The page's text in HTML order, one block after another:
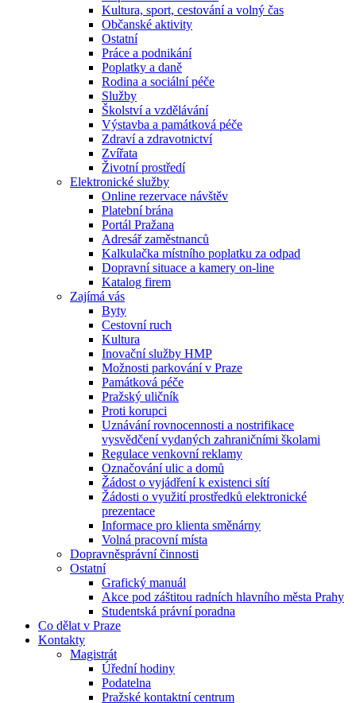
Kultura, sport, cestování a volný čas
Občanské aktivity
Ostatní
Práce a podnikání
Poplatky a daně
Rodina a sociální péče
Služby
Školství a vzdělávání
Výstavba a památková péče
Zdraví a zdravotnictví
Zvířata
Životní prostředí
Elektronické služby
Online rezervace návštěv
Platební brána
Portál Pražana
Adresář zaměstnanců
Kalkulačka místního poplatku za odpad
Dopravní situace a kamery on-line
Katalog firem
Zajímá vás
Byty
Cestovní ruch
Kultura
Inovační služby HMP
Možnosti parkování v Praze
Památková péče
Pražský uličník
Proti korupci
Uznávání rovnocennosti a nostrifikace
vysvědčení vydaných zahraničními školami
Regulace venkovní reklamy
Označování ulic a domů
Žádost o vyjádření k existenci sítí
Žádosti o využití prostředků elektronické
prezentace
Informace pro klienta směnárny
Volná pracovní místa
Dopravněsprávní činnosti
Ostatní
Grafický manuál
Akce pod záštitou radních hlavního města Prahy
Studentská právní poradna
Co dělat v Praze
Kontakty
Magistrát
Úřední hodiny
Podatelna
Pražské kontaktní centrum